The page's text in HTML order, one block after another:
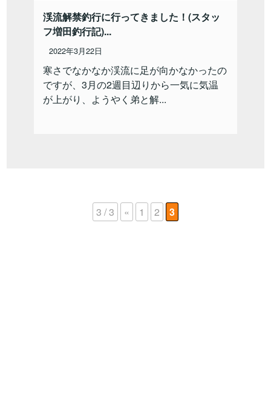
渓流解禁釣行に行ってきました！(スタッ
フ増田釣行記)...
2022年3月22日
寒さでなかなか渓流に足が向かなかったの
ですが、3月の2週目辺りから一気に気温
が上がり、ようやく弟と解...
3 / 3 « 1 2 3